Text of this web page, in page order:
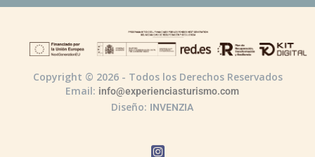
Copyright © 2026 - Todos los Derechos Reservados
Email: info@experienciasturismo.com
Diseño: INVENZIA